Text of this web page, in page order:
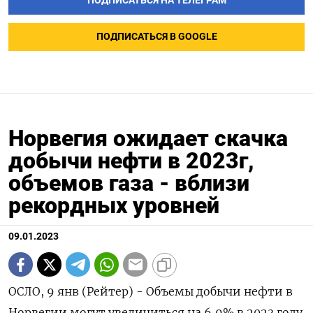
ПОДПИСАТЬСЯ В GOOGLE
Норвегия ожидает скачка
добычи нефти в 2023г,
объемов газа - вблизи
рекордных уровней
09.01.2023
ОСЛО, 9 янв (Рейтер) - Объемы добычи нефти в